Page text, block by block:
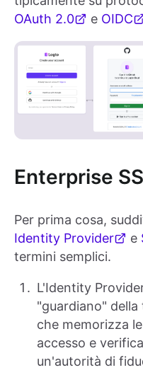
OAuth 2.0
e OIDC
Enterprise
Per prima cosa,
Identity Provider
e
termini semplici.
L'Identity
"guardiano" della
che memorizza
accesso e
un'autorità di